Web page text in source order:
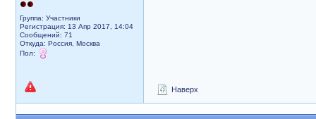
Группа: Участники
Регистрация: 13 Апр 2017, 14:04
Сообщений: 71
Откуда: Россия, Москва
Пол:
Наверх